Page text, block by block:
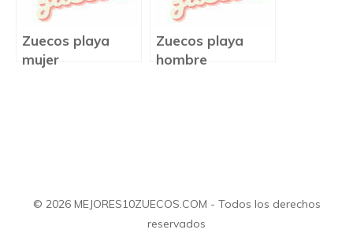
Zuecos playa
mujer
Zuecos playa
hombre
© 2026 MEJORES10ZUECOS.COM - Todos los derechos
reservados